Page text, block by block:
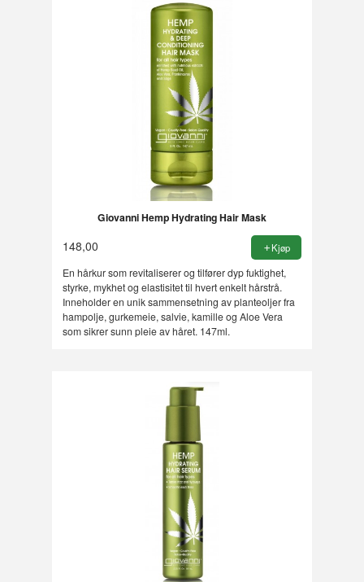
Giovanni Hemp Hydrating Hair Mask
148,00 Kjøp
En hårkur som revitaliserer og tilfører dyp fuktighet,
styrke, mykhet og elastisitet til hvert enkelt hårstrå.
Inneholder en unik sammensetning av planteoljer fra
hampolje, gurkemeie, salvie, kamille og Aloe Vera
som sikrer sunn pleie av håret. 147ml.